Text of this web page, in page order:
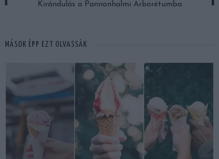
Kirándulás a Pannonhalmi Arborétumba
MÁSOK ÉPP EZT OLVASSÁK